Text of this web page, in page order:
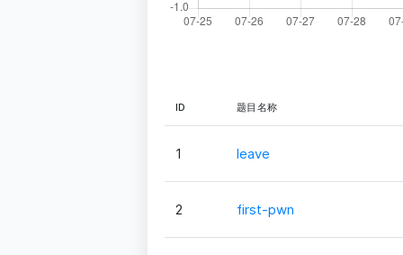
ID 题目名称
1 leave
2 first-pwn